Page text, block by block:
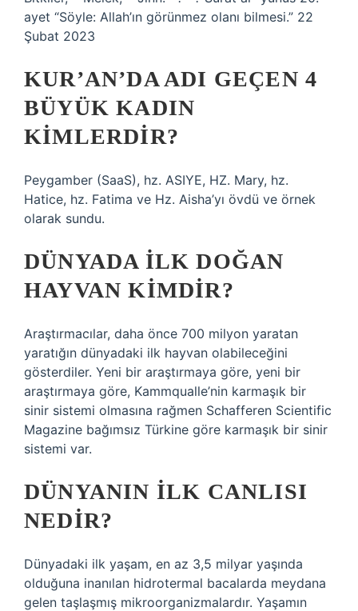
ayet “Söyle: Allah’ın görünmez olanı bilmesi.” 22
Şubat 2023
KUR’AN’DA ADI GEÇEN 4
BÜYÜK KADIN
KIMLERDIR?
Peygamber (SaaS), hz. ASIYE, HZ. Mary, hz.
Hatice, hz. Fatima ve Hz. Aisha’yı övdü ve örnek
olarak sundu.
DÜNYADA ILK DOĞAN
HAYVAN KIMDIR?
Araştırmacılar, daha önce 700 milyon yaratan
yaratığın dünyadaki ilk hayvan olabileceğini
gösterdiler. Yeni bir araştırmaya göre, yeni bir
araştırmaya göre, Kammqualle’nin karmaşık bir
sinir sistemi olmasına rağmen Schafferen Scientific
Magazine bağımsız Türkine göre karmaşık bir sinir
sistemi var.
DÜNYANIN ILK CANLISI
NEDIR?
Dünyadaki ilk yaşam, en az 3,5 milyar yaşında
olduğuna inanılan hidrotermal bacalarda meydana
gelen taşlaşmış mikroorganizmalardır. Yaşamın